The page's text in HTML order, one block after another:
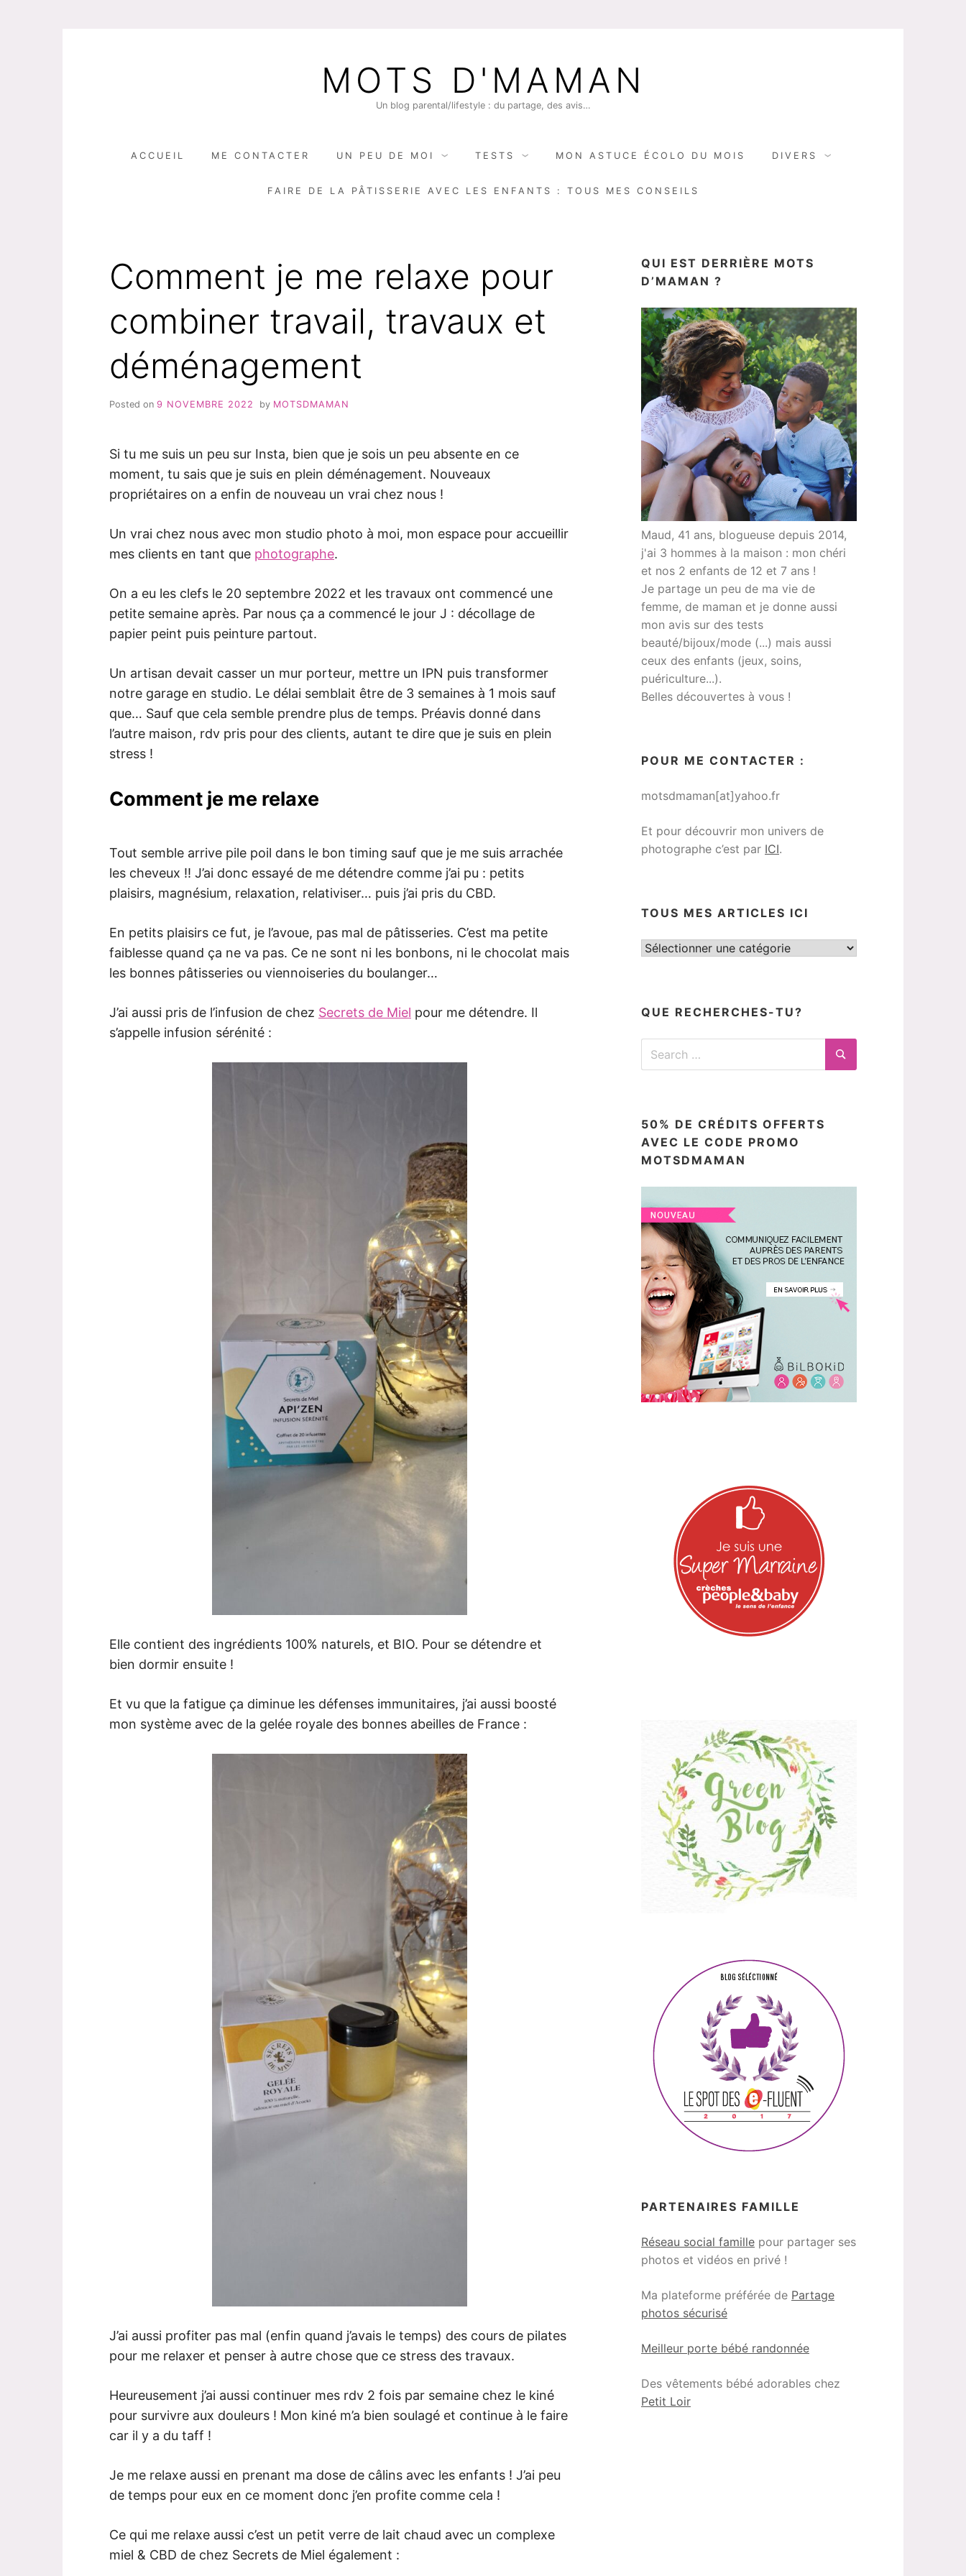
MOTS D'MAMAN
Un blog parental/lifestyle : du partage, des avis…
ACCUEIL ME CONTACTER UN PEU DE MOI TESTS MON ASTUCE ÉCOLO DU MOIS DIVERS
FAIRE DE LA PÂTISSERIE AVEC LES ENFANTS : TOUS MES CONSEILS
Comment je me relaxe pour
combiner travail, travaux et
déménagement
Posted on 9 NOVEMBRE 2022 by MOTSDMAMAN
Si tu me suis un peu sur Insta, bien que je sois un peu absente en ce
moment, tu sais que je suis en plein déménagement. Nouveaux
propriétaires on a enfin de nouveau un vrai chez nous !
Un vrai chez nous avec mon studio photo à moi, mon espace pour accueillir
mes clients en tant que photographe.
On a eu les clefs le 20 septembre 2022 et les travaux ont commencé une
petite semaine après. Par nous ça a commencé le jour J : décollage de
papier peint puis peinture partout.
Un artisan devait casser un mur porteur, mettre un IPN puis transformer
notre garage en studio. Le délai semblait être de 3 semaines à 1 mois sauf
que… Sauf que cela semble prendre plus de temps. Préavis donné dans
l’autre maison, rdv pris pour des clients, autant te dire que je suis en plein
stress !
Comment je me relaxe
Tout semble arrive pile poil dans le bon timing sauf que je me suis arrachée
les cheveux !! J’ai donc essayé de me détendre comme j’ai pu : petits
plaisirs, magnésium, relaxation, relativiser… puis j’ai pris du CBD.
En petits plaisirs ce fut, je l’avoue, pas mal de pâtisseries. C’est ma petite
faiblesse quand ça ne va pas. Ce ne sont ni les bonbons, ni le chocolat mais
les bonnes pâtisseries ou viennoiseries du boulanger…
J’ai aussi pris de l’infusion de chez Secrets de Miel pour me détendre. Il
s’appelle infusion sérénité :
Elle contient des ingrédients 100% naturels, et BIO. Pour se détendre et
bien dormir ensuite !
Et vu que la fatigue ça diminue les défenses immunitaires, j’ai aussi boosté
mon système avec de la gelée royale des bonnes abeilles de France :
J’ai aussi profiter pas mal (enfin quand j’avais le temps) des cours de pilates
pour me relaxer et penser à autre chose que ce stress des travaux.
Heureusement j’ai aussi continuer mes rdv 2 fois par semaine chez le kiné
pour survivre aux douleurs ! Mon kiné m’a bien soulagé et continue à le faire
car il y a du taff !
Je me relaxe aussi en prenant ma dose de câlins avec les enfants ! J’ai peu
de temps pour eux en ce moment donc j’en profite comme cela !
Ce qui me relaxe aussi c’est un petit verre de lait chaud avec un complexe
miel & CBD de chez Secrets de Miel également :
QUI EST DERRIÈRE MOTS
D’MAMAN ?
Maud, 41 ans, blogueuse depuis 2014,
j'ai 3 hommes à la maison : mon chéri
et nos 2 enfants de 12 et 7 ans !
Je partage un peu de ma vie de
femme, de maman et je donne aussi
mon avis sur des tests
beauté/bijoux/mode (...) mais aussi
ceux des enfants (jeux, soins,
puériculture...).
Belles découvertes à vous !
POUR ME CONTACTER :
motsdmaman[at]yahoo.fr
Et pour découvrir mon univers de
photographe c’est par ICI.
TOUS MES ARTICLES ICI
Tous
QUE RECHERCHES-TU?
Search
Search
50% DE CRÉDITS OFFERTS
AVEC LE CODE PROMO
MOTSDMAMAN
PARTENAIRES FAMILLE
Réseau social famille pour partager ses
photos et vidéos en privé !
Ma plateforme préférée de Partage
photos sécurisé
Meilleur porte bébé randonnée
Des vêtements bébé adorables chez
Petit Loir